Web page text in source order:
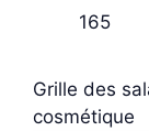
165
Grille des
cosmétique